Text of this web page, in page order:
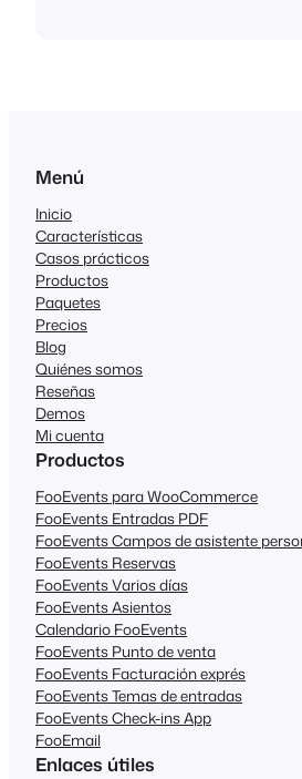
Menú
Inicio
Características
Casos prácticos
Productos
Paquetes
Precios
Blog
Quiénes somos
Reseñas
Demos
Mi cuenta
Productos
FooEvents para WooCommerce
FooEvents Entradas PDF
FooEvents Campos de asistente
FooEvents Reservas
FooEvents Varios días
FooEvents Asientos
Calendario FooEvents
FooEvents Punto de venta
FooEvents Facturación exprés
FooEvents Temas de entradas
FooEvents Check-ins App
FooEmail
Enlaces útiles